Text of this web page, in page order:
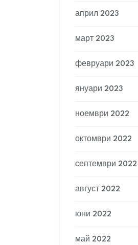
април 2023
март 2023
февруари 2023
януари 2023
ноември 2022
октомври 2022
септември 2022
август 2022
юни 2022
май 2022